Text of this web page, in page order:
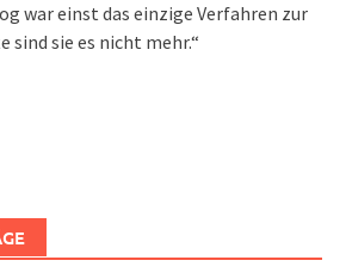
war einst das einzige Verfahren zur
sind sie es nicht mehr.“